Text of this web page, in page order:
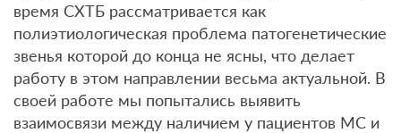
время СХТБ рассматривается как
полиэтиологическая проблема патогенетические
звенья которой до конца не ясны, что делает
работу в этом направлении весьма актуальной. В
своей работе мы попытались выявить
взаимосвязи между наличием у пациентов МС и